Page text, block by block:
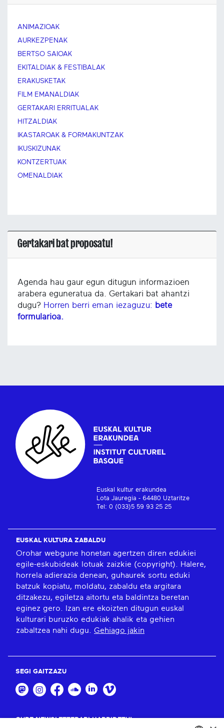
ANIMAZIOAK
AURKEZPENAK
BERTSO SAIOAK
EKITALDIAK & FESTIBALAK
ERAKUSKETAK
FILM EMANALDIAK
GERTAKARI ERRITUALAK
HITZALDIAK
IKASTAROAK & FORMAKUNTZAK
IKUSKIZUNAK
KONTZERTUAK
OMENALDIAK
Gertakari bat proposatu!
Agenda hau gaur egun ditugun informazioen
arabera eguneratua da. Gertakari bat ahantzi
dugu? Horren berri eman iezaguzu: bete
formularioa.
Euskal kultur erakundea
Lota Jauregia - 64480 Uztaritze
Tel: 0 (033)5 59 93 25 25
EUSKAL KULTURA ZABALDU
Orohar webgune honetan agertzen diren edukiei
egile-eskubideak lotuak zaizkie (copyright). Halere,
horrela adierazia denean, guhaurek sortu eduki
batzuk kopiatu, moldatu, zabaldu eta argitara
ditzakezu, egiletza aitortu eta baldintza beretan
eginez gero. Izan ere ekoizten ditugun euskal
kulturari buruzko edukiak ahalik eta gehien
zabaltzea nahi dugu. Gehiago jakin
SEGI GAITZAZU
GURE NEWSLETTERARI HARPIDETU!